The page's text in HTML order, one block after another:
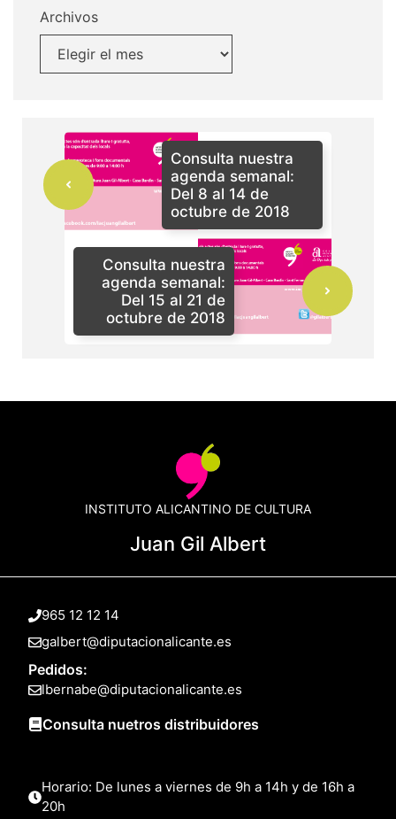
Archivos
Consulta nuestra
agenda semanal:
Del 8 al 14 de
octubre de 2018
Consulta nuestra
agenda semanal:
Del 15 al 21 de
octubre de 2018
INSTITUTO ALICANTINO DE CULTURA
Juan Gil Albert
965 12 12 14
galbert@diputacionalicante.es
Pedidos:
lbernabe@diputacionalicante.es
Consulta nuetros distribuidores
Horario: De lunes a viernes de 9h a 14h y de 16h a
20h